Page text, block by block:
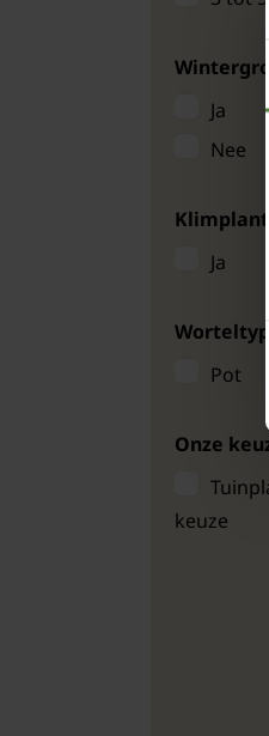
Ja
Nee
Ja
Worteltype
Pot
Onze
keuze